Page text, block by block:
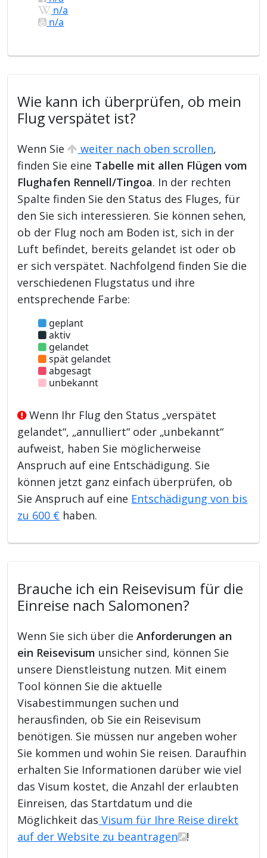
n/a
n/a
Wie kann ich überprüfen, ob mein
Flug verspätet ist?
Wenn Sie weiter nach oben scrollen,
finden Sie eine Tabelle mit allen Flügen vom
Flughafen Rennell/Tingoa. In der rechten
Spalte finden Sie den Status des Fluges, für
den Sie sich interessieren. Sie können sehen,
ob der Flug noch am Boden ist, sich in der
Luft befindet, bereits gelandet ist oder ob
er sich verspätet. Nachfolgend finden Sie die
verschiedenen Flugstatus und ihre
entsprechende Farbe:
geplant
aktiv
gelandet
spät gelandet
abgesagt
unbekannt
Wenn Ihr Flug den Status „verspätet
gelandet“, „annulliert“ oder „unbekannt“
aufweist, haben Sie möglicherweise
Anspruch auf eine Entschädigung. Sie
können jetzt ganz einfach überprüfen, ob
Sie Anspruch auf eine Entschädigung von bis
zu 600 € haben.
Brauche ich ein Reisevisum für die
Einreise nach Salomonen?
Wenn Sie sich über dieAnforderungen an
ein Reisevisum unsicher sind, können Sie
unsere Dienstleistung nutzen. Mit einem
Tool können Sie die aktuelle
Visabestimmungen suchen und
herausfinden, ob Sie ein Reisevisum
benötigen. Sie müssen nur angeben woher
Sie kommen und wohin Sie reisen. Daraufhin
erhalten Sie Informationen darüber wie viel
das Visum kostet, die Anzahl der erlaubten
Einreisen, das Startdatum und die
Möglichkeit das Visum für Ihre Reise direkt
auf der Website zu beantragen
!